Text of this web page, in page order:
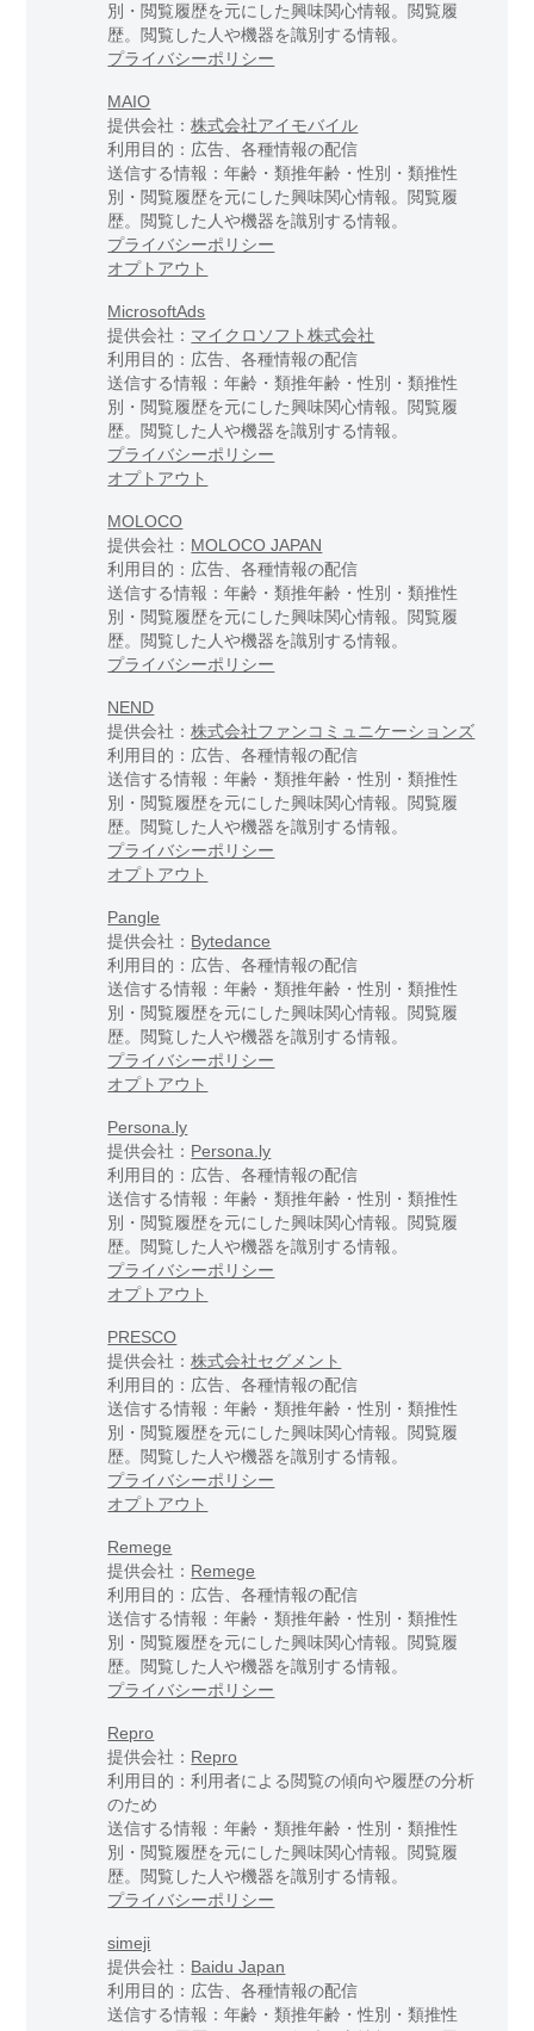
別・閲覧履歴を元にした興味関心情報。閲覧履
歴。閲覧した人や機器を識別する情報。
プライバシーポリシー
MAIO
提供会社：株式会社アイモバイル
利用目的：広告、各種情報の配信
送信する情報：年齢・類推年齢・性別・類推性
別・閲覧履歴を元にした興味関心情報。閲覧履
歴。閲覧した人や機器を識別する情報。
プライバシーポリシー
オプトアウト
MicrosoftAds
提供会社： マイクロソフト株式会社
利用目的：広告、各種情報の配信
送信する情報：年齢・類推年齢・性別・類推性
別・閲覧履歴を元にした興味関心情報。閲覧履
歴。閲覧した人や機器を識別する情報。
プライバシーポリシー
オプトアウト
MOLOCO
提供会社： MOLOCO JAPAN
利用目的：広告、各種情報の配信
送信する情報：年齢・類推年齢・性別・類推性
別・閲覧履歴を元にした興味関心情報。閲覧履
歴。閲覧した人や機器を識別する情報。
プライバシーポリシー
NEND
提供会社：株式会社ファンコミュニケーションズ
利用目的：広告、各種情報の配信
送信する情報：年齢・類推年齢・性別・類推性
別・閲覧履歴を元にした興味関心情報。閲覧履
歴。閲覧した人や機器を識別する情報。
プライバシーポリシー
オプトアウト
Pangle
提供会社： Bytedance
利用目的：広告、各種情報の配信
送信する情報：年齢・類推年齢・性別・類推性
別・閲覧履歴を元にした興味関心情報。閲覧履
歴。閲覧した人や機器を識別する情報。
プライバシーポリシー
オプトアウト
Persona.ly
提供会社： Persona.ly
利用目的：広告、各種情報の配信
送信する情報：年齢・類推年齢・性別・類推性
別・閲覧履歴を元にした興味関心情報。閲覧履
歴。閲覧した人や機器を識別する情報。
プライバシーポリシー
オプトアウト
PRESCO
提供会社：株式会社セグメント
利用目的：広告、各種情報の配信
送信する情報：年齢・類推年齢・性別・類推性
別・閲覧履歴を元にした興味関心情報。閲覧履
歴。閲覧した人や機器を識別する情報。
プライバシーポリシー
オプトアウト
Remege
提供会社： Remege
利用目的：広告、各種情報の配信
送信する情報：年齢・類推年齢・性別・類推性
別・閲覧履歴を元にした興味関心情報。閲覧履
歴。閲覧した人や機器を識別する情報。
プライバシーポリシー
Repro
提供会社： Repro
利用目的：利用者による閲覧の傾向や履歴の分析
のため
送信する情報：年齢・類推年齢・性別・類推性
別・閲覧履歴を元にした興味関心情報。閲覧履
歴。閲覧した人や機器を識別する情報。
プライバシーポリシー
simeji
提供会社： Baidu Japan
利用目的：広告、各種情報の配信
送信する情報：年齢・類推年齢・性別・類推性